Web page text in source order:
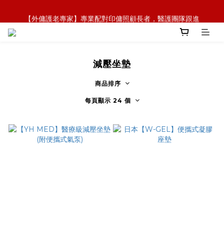
【外傭護老專家】專業配對印傭照顧長者，醫護團隊跟進
【政府資助】善用社區照顧服務券，上門服務及租用產品
【全新概念】長者護理復康用品，可租可買，彈性選擇
減壓坐墊
商品排序
每頁顯示 24 個